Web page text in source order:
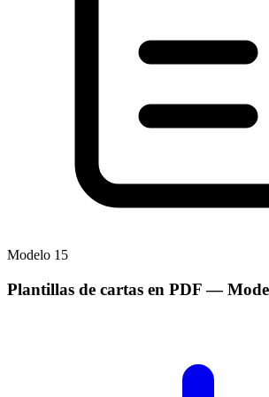
Modelo 15
Plantillas de cartas en PDF—